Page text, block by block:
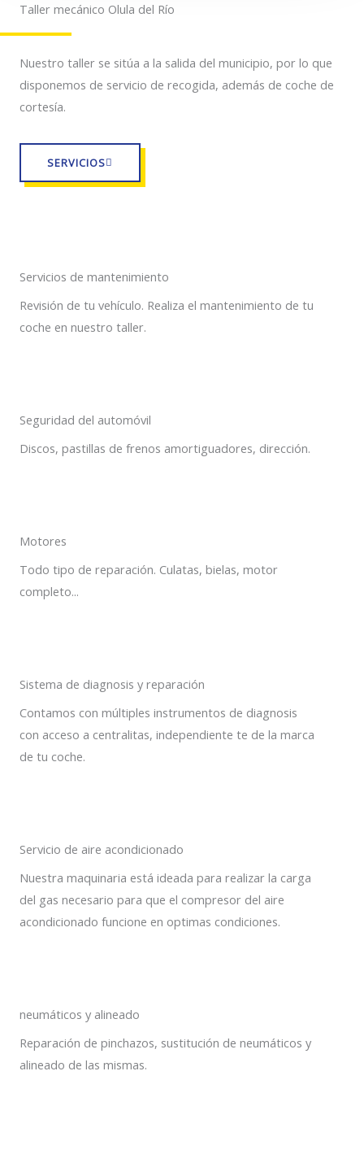
Taller mecánico Olula del Río
Nuestro taller se sitúa a la salida del municipio, por lo que
disponemos de servicio de recogida, además de coche de
cortesía.
SERVICIOS
Servicios de mantenimiento
Revisión de tu vehículo. Realiza el mantenimiento de tu
coche en nuestro taller.
Seguridad del automóvil
Discos, pastillas de frenos amortiguadores, dirección.
Motores
Todo tipo de reparación. Culatas, bielas, motor
completo...
Sistema de diagnosis y reparación
Contamos con múltiples instrumentos de diagnosis
con acceso a centralitas, independiente te de la marca
de tu coche.
Servicio de aire acondicionado
Nuestra maquinaria está ideada para realizar la carga
del gas necesario para que el compresor del aire
acondicionado funcione en optimas condiciones.
neumáticos y alineado
Reparación de pinchazos, sustitución de neumáticos y
alineado de las mismas.